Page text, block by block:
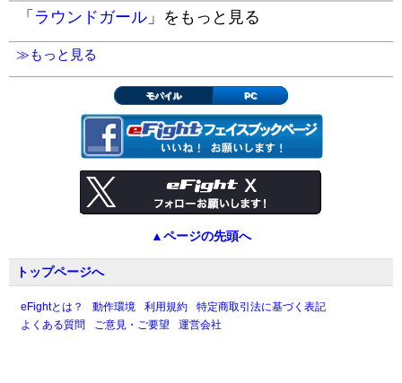
「 ラウンドガール 」をもっと見る
≫もっと見る
モバイル PC
▲ページの先頭へ
トップページへ
eFightとは？ 動作環境 利用規約
特定商取引法に基づく表記
よくある質問
ご意見・ご要望 運営会社